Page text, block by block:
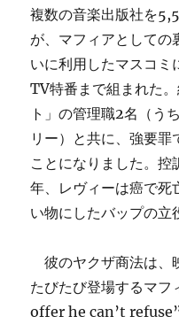
複数の音楽出版社を
が、マフィアとしての
いに利用したマスコミ
TV特番まで組まれた
ト」の管理職2名（う
リー）と共に、強要罪
ことになりました。
年、レヴィーは癌で死
い物にしたバップの立
彼のヤクザ商法は、
たびたび登場するマ
offer he can’t